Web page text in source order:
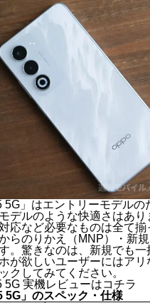
5G」はエントリーモデルの
デルのような快適さはあ
応など必要なものは全て揃
らのりかえ（MNP）・新
。驚きなのは、新規でも
が欲しいユーザーにはア
クしてみてください。
5G 実機レビューはコチラ
5G」のスペック・仕様